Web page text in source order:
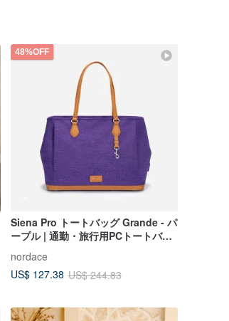
48%OFF
Siena Pro トートバッグ Grande - パ
ープル | 通勤・旅行用PCトートバッ
グ 大容量
nordace
US$ 127.38 US$ 244.83